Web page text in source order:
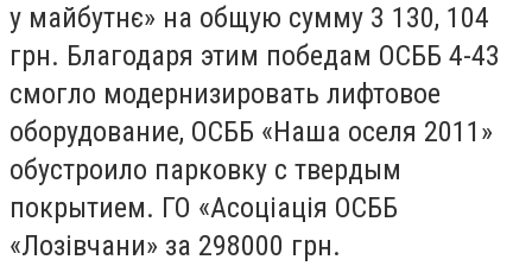
у майбутнє» на общую сумму 3 130, 104
грн. Благодаря этим победам ОСББ 4-43
смогло модернизировать лифтовое
оборудование, ОСББ «Наша оселя 2011»
обустроило парковку с твердым
покрытием. ГО «Асоціація ОСББ
«Лозівчани» за 298000 грн.